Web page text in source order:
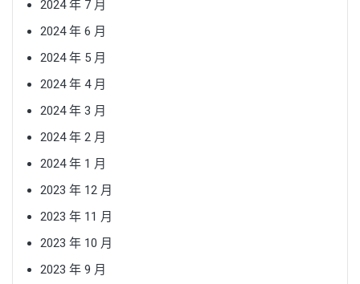
2024 年 7 月
2024 年 6 月
2024 年 5 月
2024 年 4 月
2024 年 3 月
2024 年 2 月
2024 年 1 月
2023 年 12 月
2023 年 11 月
2023 年 10 月
2023 年 9 月